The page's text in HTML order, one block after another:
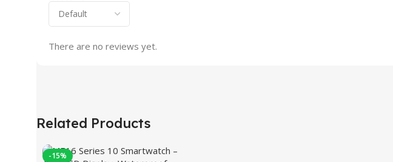
There are no reviews yet.
Related Products
-15%